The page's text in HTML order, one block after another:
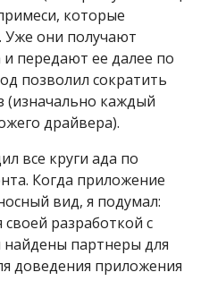
которые
они получают
передают ее далее по
позволил сократить
(изначально каждый
драйвера).
все круги ада по
Когда приложение
вид, я подумал:
разработкой с
партнеры для
доведения приложения